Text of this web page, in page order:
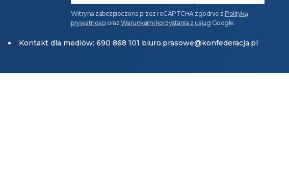
Witryna zabezpieczona przez reCAPTCHA zgodnie z Polityką
prywatności oraz Warunkami korzystania z usług Google.
Kontakt dla mediów: 690 868 101 biuro.prasowe@konfederacja.pl